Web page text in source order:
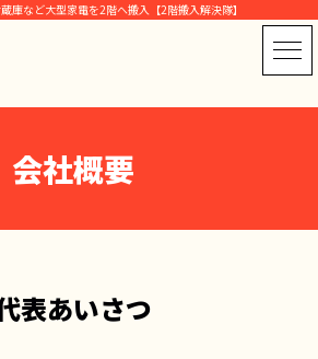
庫など大型家電を2階へ搬入【2階搬入解決隊】
会社概要
表あいさつ